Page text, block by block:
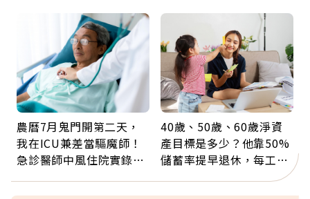
農曆7月鬼門開第二天，
我在ICU兼差當驅魔師！
急診醫師中風住院實錄：
40歲、50歲、60歲淨資
產目標是多少？他靠50%
儲蓄率提早退休，每工作